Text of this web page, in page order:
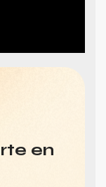
en